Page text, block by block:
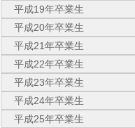
平成19年卒業生
平成20年卒業生
平成21年卒業生
平成22年卒業生
平成23年卒業生
平成24年卒業生
平成25年卒業生